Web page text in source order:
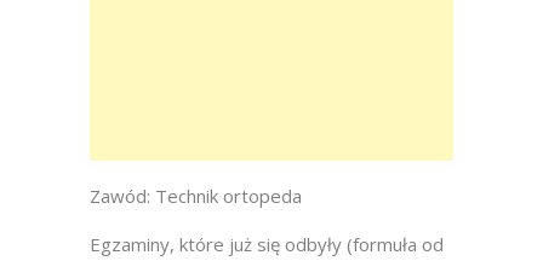
Zawód: Technik ortopeda
Egzaminy, które już się odbyły (formuła od